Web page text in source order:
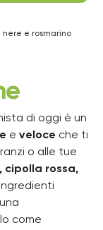
nere e rosmarino
di oggi è un
e veloce che ti
o alle tue
cipolla rossa,
come